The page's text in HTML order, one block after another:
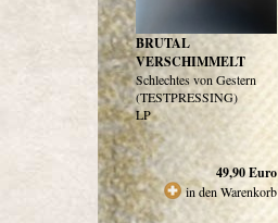
BRUTAL
VERSCHIMMELT
Schlechtes von Gestern
(TESTPRESSING)
LP
49,90Euro
in den Warenkorb